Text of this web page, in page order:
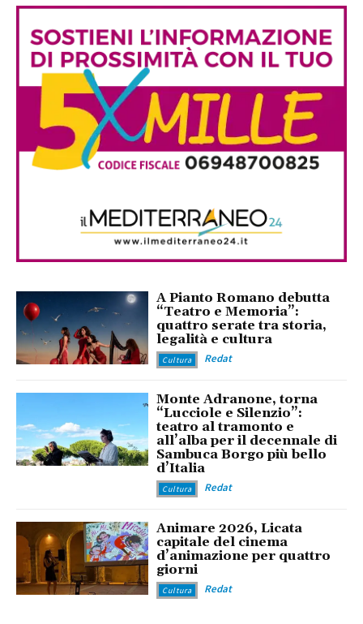
A Pianto Romano debutta
“Teatro e Memoria”:
quattro serate tra storia,
legalità e cultura
Cultura Redat
Monte Adranone, torna
“Lucciole e Silenzio”:
teatro al tramonto e
all’alba per il decennale di
Sambuca Borgo più bello
d’Italia
Cultura Redat
Animare 2026, Licata
capitale del cinema
d’animazione per quattro
giorni
Cultura Redat